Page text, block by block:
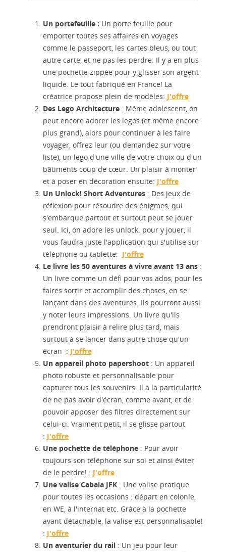
Un portefeuille : Un porte feuille pour
emporter toutes ses affaires en voyages
comme le passeport, les cartes bleus, ou tout
autre carte, et ne pas les perdre. Il y a en plus
une pochette zippée pour y glisser son argent
liquide. Le tout fabriqué en France! La
créatrice propose plein de modèles: J'offre
Des Lego Architecture : Même adolescent, on
peut encore adorer les legos (et même encore
plus grand), alors pour continuer à les faire
voyager, offrez leur (ou demandez sur votre
liste), un lego d'une ville de votre choix ou d'un
bâtiments coup de cœur. Un plaisir à monter
et à poser en décoration ensuite: J'offre
Un Unlock! Short Adventures : Des jeux de
réflexion pour résoudre des énigmes, qui
s'embarque partout et surtout peut se jouer
seul. Ici, on adore les unlock. pour y jouer, il
vous faudra juste l'application qui s'utilise sur
téléphone ou tablette: J'offre
Le livre les 50 aventures à vivre avant 13 ans :
Un livre comme un défi pour vos ados, pour les
faires sortir et accomplir des choses, en se
lançant dans des aventures. Ils pourront aussi
y noter leurs impressions. Un livre qu'ils
prendront plaisir à relire plus tard, mais
surtout à se lancer dans autre chose qu'un
écran : J'offre
Un appareil photo papershoot : Un appareil
photo robuste et personnalisable pour
capturer tous les souvenirs. Il a la particularité
de ne pas avoir d'écran, comme avant, et de
pouvoir apposer des filtres directement sur
celui-ci. Vraiment petit, il se glisse partout
: J'offre
Une pochette de téléphone : Pour avoir
toujours son téléphone sur soi et ainsi éviter
de le perdre! : J'offre
Une valise Cabaia JFK : Une valise pratique
pour toutes les occasions : départ en colonie,
en WE, à l'internat etc. Grâce à la pochette
avant détachable, la valise est personnalisable!
: J'offre
Un aventurier du rail : Un jeu pour leur